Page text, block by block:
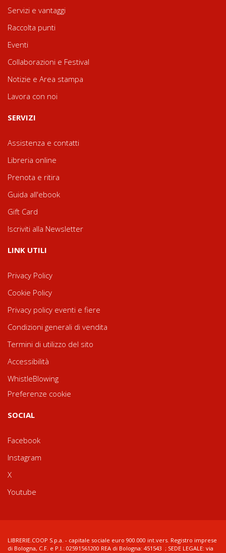
Servizi e vantaggi
Raccolta punti
Eventi
Collaborazioni e Festival
Notizie e Area stampa
Lavora con noi
SERVIZI
Assistenza e contatti
Libreria online
Prenota e ritira
Guida all'ebook
Gift Card
Iscriviti alla Newsletter
LINK UTILI
Privacy Policy
Cookie Policy
Privacy policy eventi e fiere
Condizioni generali di vendita
Termini di utilizzo del sito
Accessibilità
WhistleBlowing
Preferenze cookie
SOCIAL
Facebook
Instagram
X
Youtube
LIBRERIE.COOP S.p.a. - capitale sociale euro 900.000 int.vers. Registro imprese
di Bologna, C.F. e P.I.: 02591561200 REA di Bologna: 451543 ; SEDE LEGALE: via